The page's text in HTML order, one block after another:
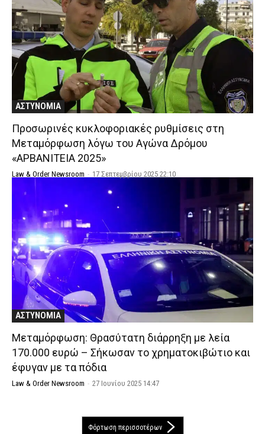
ΑΣΤΥΝΟΜΙΑ
Προσωρινές κυκλοφοριακές ρυθμίσεις στη
Μεταμόρφωση λόγω του Αγώνα Δρόμου
«ΑΡΒΑΝΙΤΕΙΑ 2025»
Law & Order Newsroom - 17 Σεπτεμβρίου 2025 22:10
ΑΣΤΥΝΟΜΙΑ
Μεταμόρφωση: Θρασύτατη διάρρηξη με λεία
170.000 ευρώ – Σήκωσαν το χρηματοκιβώτιο και
έφυγαν με τα πόδια
Law & Order Newsroom - 27 Ιουνίου 2025 14:47
Φόρτωση περισσοτέρων